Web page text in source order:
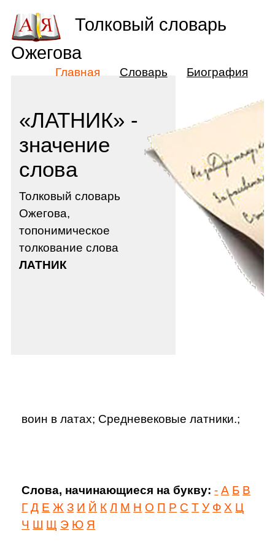
«ЛАТНИК» -
значение
слова
Толковый словарь
Ожегова,
топонимическое
толкование слова
ЛАТНИК
воин в латах; Средневековые латники.;
Слова, начинающиеся на букву: - А Б В
Г Д Е Ж З И Й К Л М Н О П Р С Т У Ф Х Ц
Ч Ш Щ Э Ю Я
Толковый словарь
Ожегова
Главная Словарь Биография